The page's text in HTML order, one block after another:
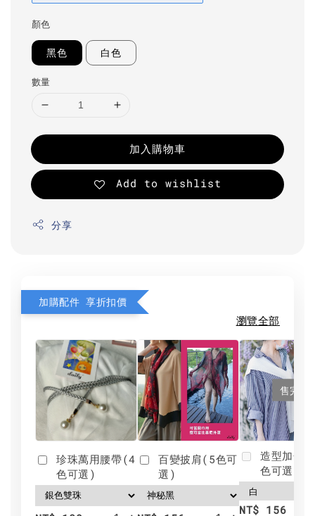
顏色
黑色 白色
數量
加入購物車
Add to wishlist
分享
加購配件 享折扣價
瀏覽全部
珍珠萬用腰帶(4
色可選)
百變披肩(5色可
選)
售完
造型加分
色可選)
NT$ 156